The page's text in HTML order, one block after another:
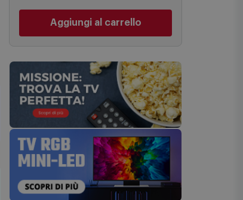
una stima approssimativa basata sulle
statistiche di consegna in possesso di
esempio consegne verso zone
logisticamente complesse come isole e
regioni montane, consegna nei periodi
festivi e ricorrenze principali o in
circostanze eccezionali).
Si ricorda inoltre che i prodotti
verranno spediti a partire dalla data di
uscita indicata nella pagina del
prodotto.